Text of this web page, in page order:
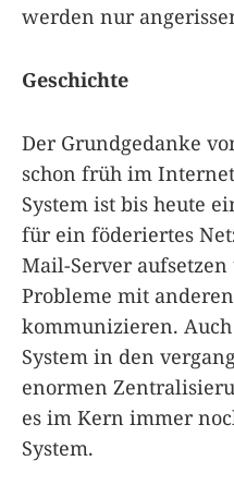
werden nur
Geschichte
Der Grundgedanke
schon früh im
System ist bis heute
für ein föderiertes
Mail-Server
Probleme mit
kommunizieren.
System in den
enormen
es im Kern immer
System.